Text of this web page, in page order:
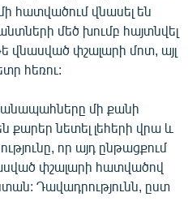
հատվածում վնասել են
մեծ խումբ հայտնվել
վնասված փշալարի մոտ, այլ
հեռու:
մի քանի
քարեր նետել լեհերի վրա և
որ այդ ընթացքում
փշալարի հատվածով
Դավադրությունն, ըստ